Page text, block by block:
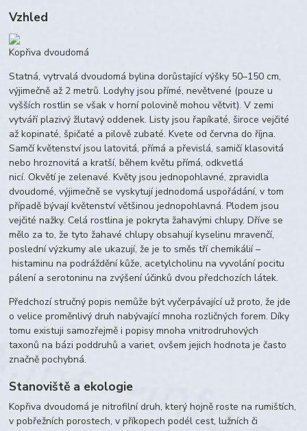
Vzhled
Kopřiva dvoudomá
Statná, vytrvalá dvoudomá bylina dorůstající výšky 50–150 cm,
výjimečně až 2 metrů. Lodyhy jsou přímé, nevětvené (pouze u
vyšších rostlin se však v horní polovině mohou větvit). V zemi
vytváří plazivý žlutavý oddenek. Listy jsou řapíkaté, široce vejčité
až kopinaté, špičaté a pilově zubaté. Kvete od června do října.
Samčí květenství jsou latovitá, přímá a převislá, samičí klasovitá
nebo hroznovitá a kratší, během květu přímá, odkvetlá
nicí. Okvětí je zelenavé. Květy jsou jednopohlavné, zpravidla
dvoudomé, výjimečně se vyskytují jednodomá uspořádání, v tom
případě bývají květenství většinou jednopohlavná. Plodem jsou
vejčité nažky. Celá rostlina je pokryta žahavými chlupy. Dříve se
mělo za to, že tyto žahavé chlupy obsahují kyselinu mravenčí,
poslední výzkumy ale ukazují, že je to směs tří chemikálií –
histaminu na podráždění kůže, acetylcholinu na vyvolání pocitu
pálení a serotoninu na zvýšení účinků dvou předchozích látek.
Předchozí stručný popis nemůže být vyčerpávající už proto, že jde
o velice proměnlivý druh nabývající mnoha rozličných forem. Díky
tomu existuji samozřejmě i popisy mnoha vnitrodruhových
taxonů na bázi poddruhů a variet, ovšem jejich hodnota je často
značně pochybná.
Stanoviště a ekologie
Kopřiva dvoudomá je nitrofilní druh, který hojně roste na rumištích,
v pobřežních porostech, v příkopech podél cest, lužních či